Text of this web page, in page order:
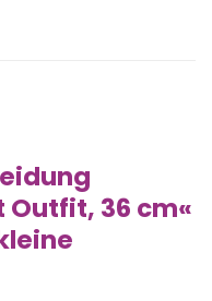
36 cm«